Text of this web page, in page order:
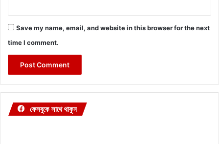
Save my name, email, and website in this browser for the next
time I comment.
ফেসবুকে সাথে থাকুন